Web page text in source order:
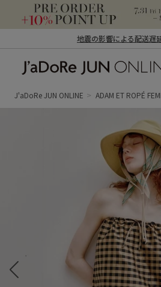
地震の影響による配送遅
ン オンライン）
J'aDoRe JUN ONLINE ADAM ET ROPÉ